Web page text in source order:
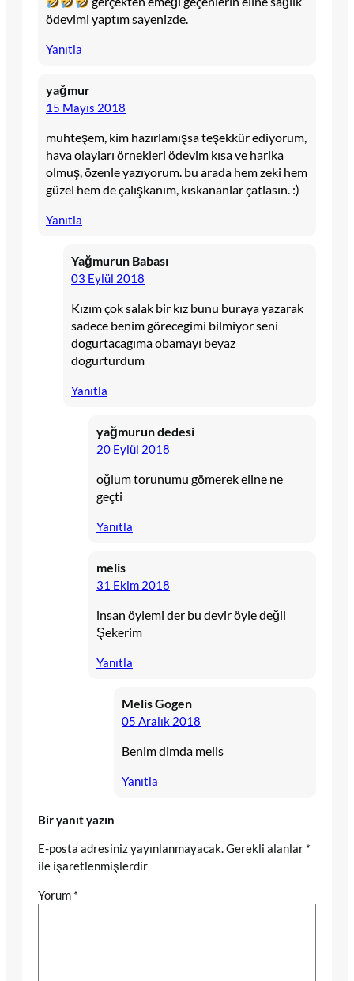
ödevimi yaptım sayenizde.
Yanıtla
yağmur
15 Mayıs 2018
muhteşem, kim hazırlamışsa teşekkür ediyorum,
hava olayları örnekleri ödevim kısa ve harika
olmuş, özenle yazıyorum. bu arada hem zeki hem
güzel hem de çalışkanım, kıskananlar çatlasın. :)
Yanıtla
Yağmurun Babası
03 Eylül 2018
Kızım çok salak bir kız bunu buraya yazarak
sadece benim görecegimi bilmiyor seni
dogurtacagıma obamayı beyaz
dogurturdum
Yanıtla
yağmurun dedesi
20 Eylül 2018
oğlum torunumu gömerek eline ne
geçti
Yanıtla
melis
31 Ekim 2018
insan öylemi der bu devir öyle değil
Şekerim
Yanıtla
Melis Gogen
05 Aralık 2018
Benim dimda melis
Yanıtla
Bir yanıt yazın
E-posta adresiniz yayınlanmayacak.Gerekli alanlar *
ile işaretlenmişlerdir
Yorum *